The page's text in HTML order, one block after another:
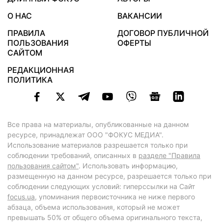
О НАС
ВАКАНСИИ
ПРАВИЛА
ПОЛЬЗОВАНИЯ
САЙТОМ
ДОГОВОР ПУБЛИЧНОЙ
ОФЕРТЫ
РЕДАКЦИОННАЯ
ПОЛИТИКА
Все права на материалы, опубликованные на данном
ресурсе, принадлежат ООО "ФОКУС МЕДИА".
Использование материалов разрешается только при
соблюдении требований, описанных в разделе "Правила
пользования сайтом". Использовать информацию,
размещенную на данном ресурсе, разрешается только при
соблюдении следующих условий: гиперссылки на Сайт
focus.ua, упоминания первоисточника не ниже первого
абзаца, объема использования, который не может
превышать 50% от общего объема оригинального текста,